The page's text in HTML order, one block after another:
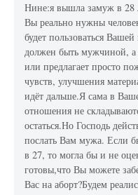
Нине:я вышла замуж в 28
Вы реально нужны
будет пользоваться
должен быть мужчиной, а
или предлагает просто
чувств, улучшения
идёт дальше.Я сама в
отношения не
остаться.Но Господь
послать Вам мужа. Если
в 27, то могла бы и не
готовы,что Вы можете
Вас на аборт?Будем